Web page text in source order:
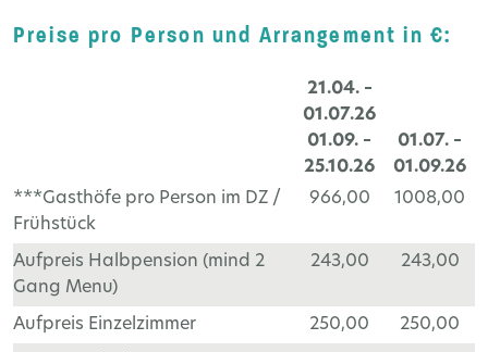
Preise pro Person und Arrangement in €:
21.04. –
01.07.26
01.09. –
25.10.26
01.07. –
01.09.26
***Gasthöfe pro Person im DZ /
Frühstück
966,00 1008,00
Aufpreis Halbpension (mind 2
Gang Menu)
243,00 243,00
Aufpreis Einzelzimmer 250,00 250,00